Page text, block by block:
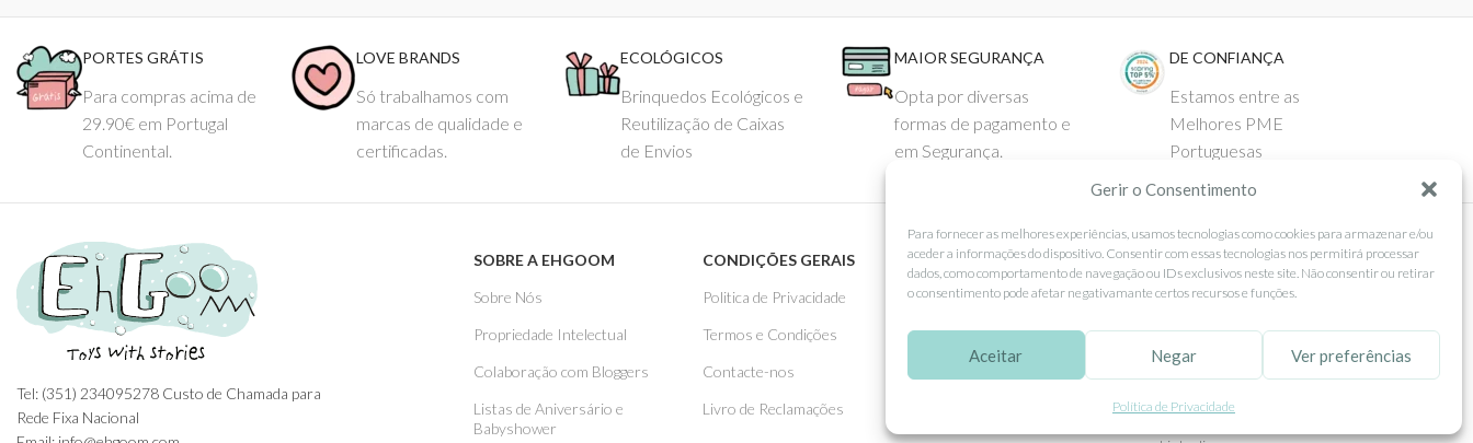
Gerir o Consentimento
Para fornecer as melhores experiências, usamos tecnologias como cookies para armazenar e/ou
aceder a informações do dispositivo. Consentir com essas tecnologias nos permitirá processar
dados, como comportamento de navegação ou IDs exclusivos neste site. Não consentir ou retirar
o consentimento pode afetar negativamante certos recursos e funções.
Aceitar Negar Ver preferências
Política de Privacidade
PORTES GRÁTIS
Para compras acima de
29.90€ em Portugal
Continental.
LOVE BRANDS
Só trabalhamos com
marcas de qualidade e
certificadas.
ECOLÓGICOS
Brinquedos Ecológicos e
Reutilização de Caixas
de Envios
MAIOR SEGURANÇA
Opta por diversas
formas de pagamento e
em Segurança.
DE CONFIANÇA
Estamos entre as
Melhores PME
Portuguesas
Tel: (351) 234095278 Custo de Chamada para
Rede Fixa Nacional
SOBRE A EHGOOM
Sobre Nós
Propriedade Intelectual
Colaboração com Bloggers
Listas de Aniversário e
Babyshower
CONDIÇÕES GERAIS
Politica de Privacidade
Termos e Condições
Contacte-nos
Livro de Reclamações
APOIO AO CLIENTE
Como Comprar
Pagamentos
SEGUE-NOS
Facebook
Instagram
Pinterest
X